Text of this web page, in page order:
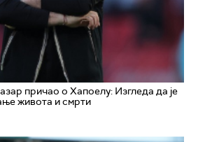
причао о Хапоелу: Изгледа да је
живота и смрти